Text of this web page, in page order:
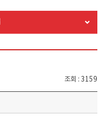
조회 3159